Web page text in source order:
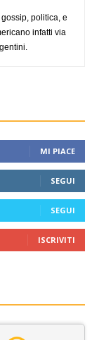
politica, e
infatti via
MI PIACE
SEGUI
SEGUI
ISCRIVITI